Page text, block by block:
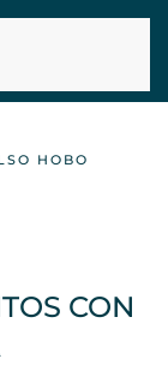
HOBO
CON